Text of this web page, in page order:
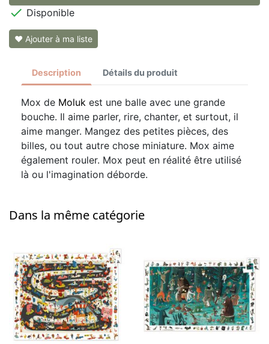
 Disponible
❤ Ajouter à ma liste
Description Détails du produit
Mox de Moluk est une balle avec une grande
bouche. Il aime parler, rire, chanter, et surtout, il
aime manger. Mangez des petites pièces, des
billes, ou tout autre chose miniature. Mox aime
également rouler. Mox peut en réalité être utilisé
là ou l'imagination déborde.
Dans la même catégorie